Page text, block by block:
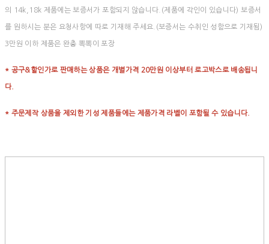
의 14k,18k 제품에는 보증서가 포함되지 않습니다.(제품에 각인이 있습니다) 보증서
를 원하시는 분은 요청사항에 따로 기재해 주세요.(보증서는 수취인 성함으로 기재됨)
3만원 이하 제품은 완충 뽁뽁이 포장
* 공구&할인가로 판매하는 상품은 개별가격 20만원 이상부터 로고박스로 배송됩니
다.
* 주문제작 상품을 제외한 기성 제품들에는 제품가격 라벨이 포함될 수 있습니다.